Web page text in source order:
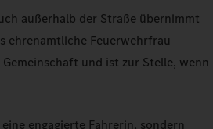
außerhalb der Straße übernimmt
ehrenamtliche Feuerwehrfrau
und ist zur Stelle, wenn
engagierte Fahrerin, sondern